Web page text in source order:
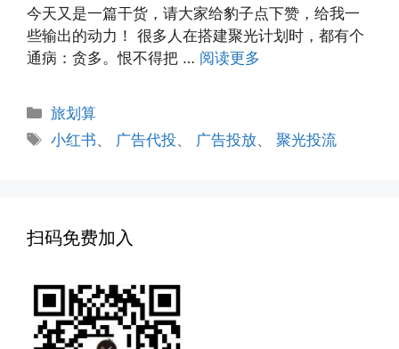
今天又是一篇干货，请大家给豹子点下赞，给我一
些输出的动力！ 很多人在搭建聚光计划时，都有个
通病：贪多。恨不得把 … 阅读更多
分
类
旅划算
标
小红书、 广告代投、 广告投放、聚光投流
扫码免费加入